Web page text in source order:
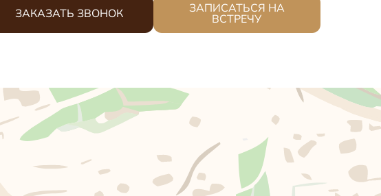
ЗАКАЗАТЬ ЗВОНОК ЗАПИСАТЬСЯ НА
ВСТРЕЧУ